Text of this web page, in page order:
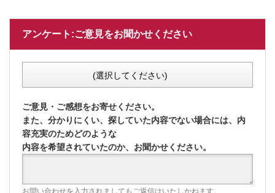
アンケート:ご意見をお聞かせください
(選択してください)
ご意見・ご感想をお寄せください。
また、分かりにくい、探していた内容でない場合には、内
容充実のためどのような
内容を希望されていたのか、お聞かせください。
お問い合わせを入力されましてもご返信はいたしかねます。